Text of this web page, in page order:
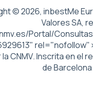
© 2026, inbestMe
Valores SA,
Portal/
CNMV. Inscrita en el
de